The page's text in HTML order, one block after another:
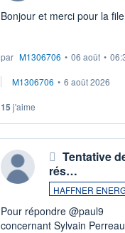
Bonjour et merci pour la
à l'équilibre, après avoir
par M1306706 • 06 août •
M1306706 • 6 août 2026
15 j'aime
Tentative
rés…
HAFFNER
Pour répondre @paul9
concernant Sylvain